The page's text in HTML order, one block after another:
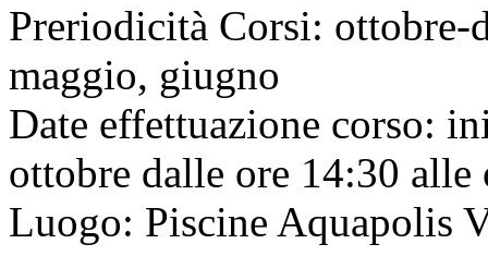
Preriodicità Corsi: ottobre-
maggio, giugno
Date effettuazione corso:
ottobre dalle ore 14:30 alle
Luogo: Piscine Aquapolis